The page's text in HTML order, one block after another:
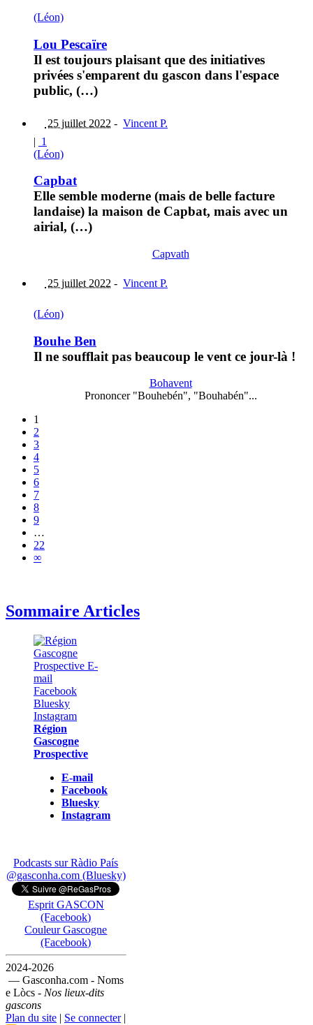
(Léon)
Lou Pescaïre
Il est toujours plaisant que des initiatives
privées s'emparent du gascon dans l'espace
public, (…)
25 juillet 2022 - Vincent P.
| 1
(Léon)
Capbat
Elle semble moderne (mais de belle facture
landaise) la maison de Capbat, mais avec un
airial, (…)
Capvath
25 juillet 2022 - Vincent P.
(Léon)
Bouhe Ben
Il ne soufflait pas beaucoup le vent ce jour-là !
Bohavent
Prononcer "Bouhebén", "Bouhabén"...
1
2
3
4
5
6
7
8
9
…
22
∞
Sommaire Articles
Région
Gascogne
Prospective
E-mail
Facebook
Bluesky
Instagram
Podcasts sur Ràdio País
@gasconha.com (Bluesky)
Esprit GASCON
(Facebook)
Couleur Gascogne
(Facebook)
2024-2026
— Gasconha.com - Noms
e Lòcs - Nos lieux-dits
gascons
Plan du site | Se connecter|